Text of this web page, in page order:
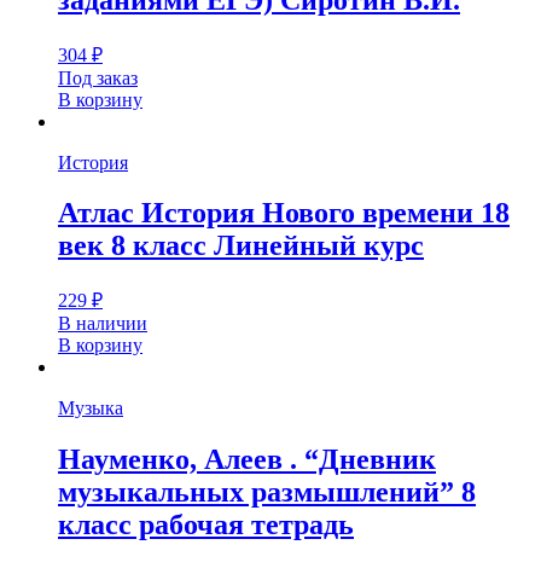
304 ₽
Под заказ
В корзину
История
Атлас История Нового времени 18
век 8 класс Линейный курс
229 ₽
В наличии
В корзину
Музыка
Науменко, Алеев . “Дневник
музыкальных размышлений” 8
класс рабочая тетрадь